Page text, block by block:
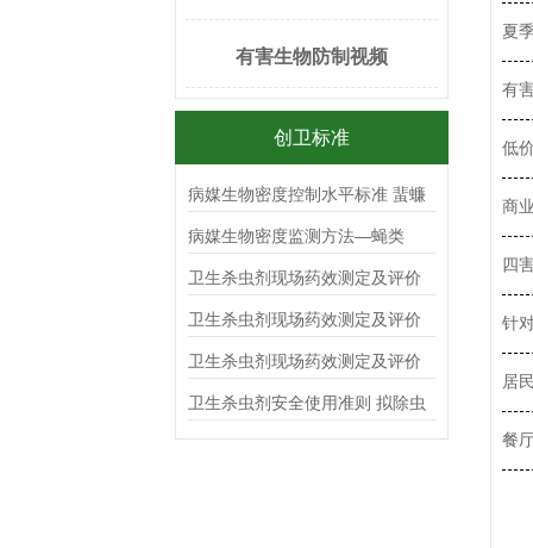
有害生物防制视频
创卫标准
病媒生物密度控制水平标准 蜚蠊
病媒生物密度监测方法—蝇类
卫生杀虫剂现场药效测定及评价
杀蟑毒（胶）饵
卫生杀虫剂现场药效测定及评价
气雾剂
卫生杀虫剂现场药效测定及评价
喷射剂
卫生杀虫剂安全使用准则 拟除虫
菊酯类
夏
有
低
商
四
针
居
餐